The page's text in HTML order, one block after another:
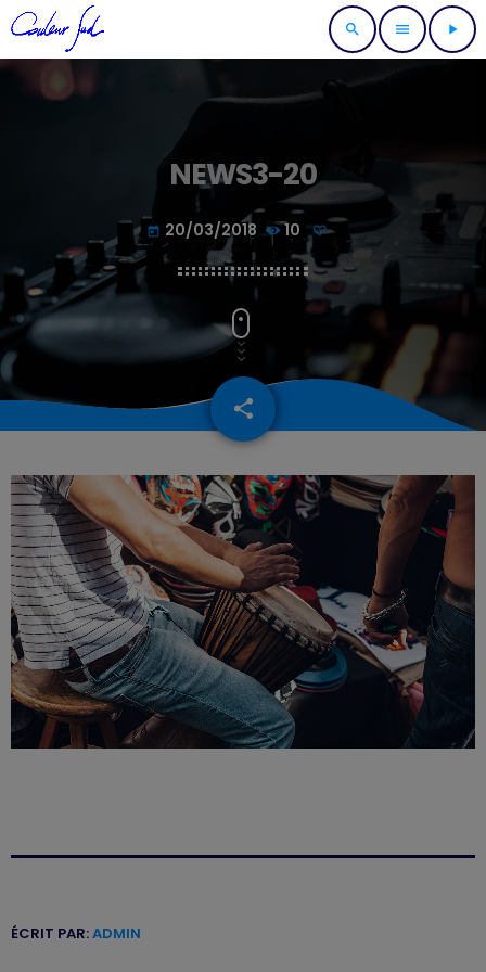
search menu play_arrow
NEWS3-20
today 20/03/2018 10
share
email
ÉCRIT PAR:ADMIN